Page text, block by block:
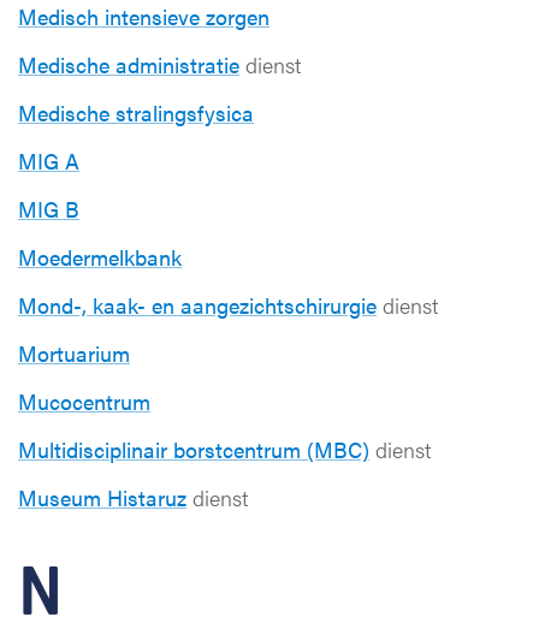
Medisch intensieve zorgen
Medische administratie dienst
Medische stralingsfysica
MIG A
MIG B
Moedermelkbank
Mond-, kaak- en aangezichtschirurgie dienst
Mortuarium
Mucocentrum
Multidisciplinair borstcentrum (MBC) dienst
Museum Histaruz dienst
N